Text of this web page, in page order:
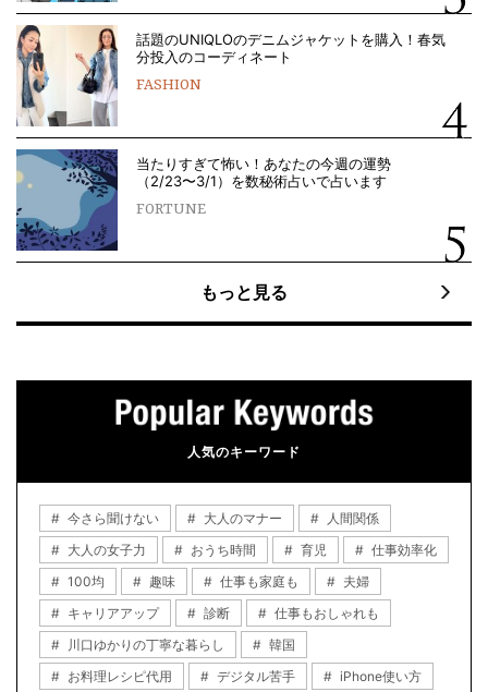
話題のUNIQLOのデニムジャケットを購入！春気
分投入のコーディネート
FASHION
当たりすぎて怖い！あなたの今週の運勢
（2/23〜3/1）を数秘術占いで占います
FORTUNE
もっと見る
人気のキーワード
今さら聞けない 大人のマナー
人間関係
大人の女子力
おうち時間 育児
仕事効率化
100均
趣味 仕事も家庭も
夫婦
キャリアアップ
診断
仕事もおしゃれも
川口ゆかりの丁寧な暮らし
韓国
お料理レシピ代用
デジタル苦手
iPhone使い方